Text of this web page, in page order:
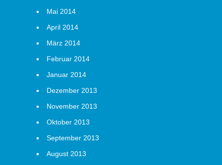
Mai 2014
April 2014
März 2014
Februar 2014
Januar 2014
Dezember 2013
November 2013
Oktober 2013
September 2013
August 2013